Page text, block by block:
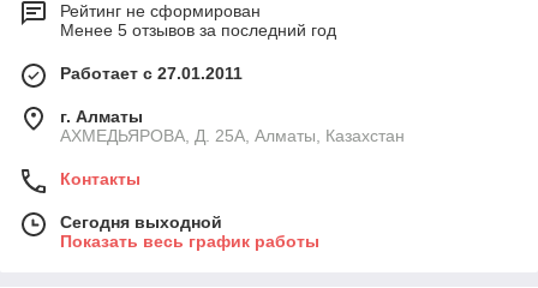
Рейтинг не сформирован
Менее 5 отзывов за последний год
Работает с 27.01.2011
г. Алматы
АХМЕДЬЯРОВА, Д. 25А, Алматы, Казахстан
Контакты
Сегодня выходной
Показать весь график работы